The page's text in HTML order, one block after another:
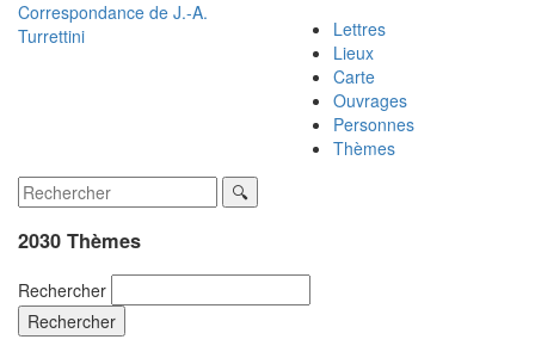
Correspondance de J.-A.
Turrettini
Lettres
Lieux
Carte
Ouvrages
Personnes
Thèmes
2030 Thèmes
Rechercher
Rechercher